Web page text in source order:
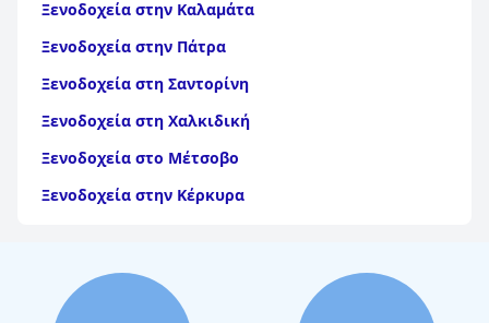
Ξενοδοχεία στην Καλαμάτα
Ξενοδοχεία στην Πάτρα
Ξενοδοχεία στη Σαντορίνη
Ξενοδοχεία στη Χαλκιδική
Ξενοδοχεία στο Μέτσοβο
Ξενοδοχεία στην Κέρκυρα
Ξενοδοχεία στην Αίγινα
Ξενοδοχεία στην Πάρο